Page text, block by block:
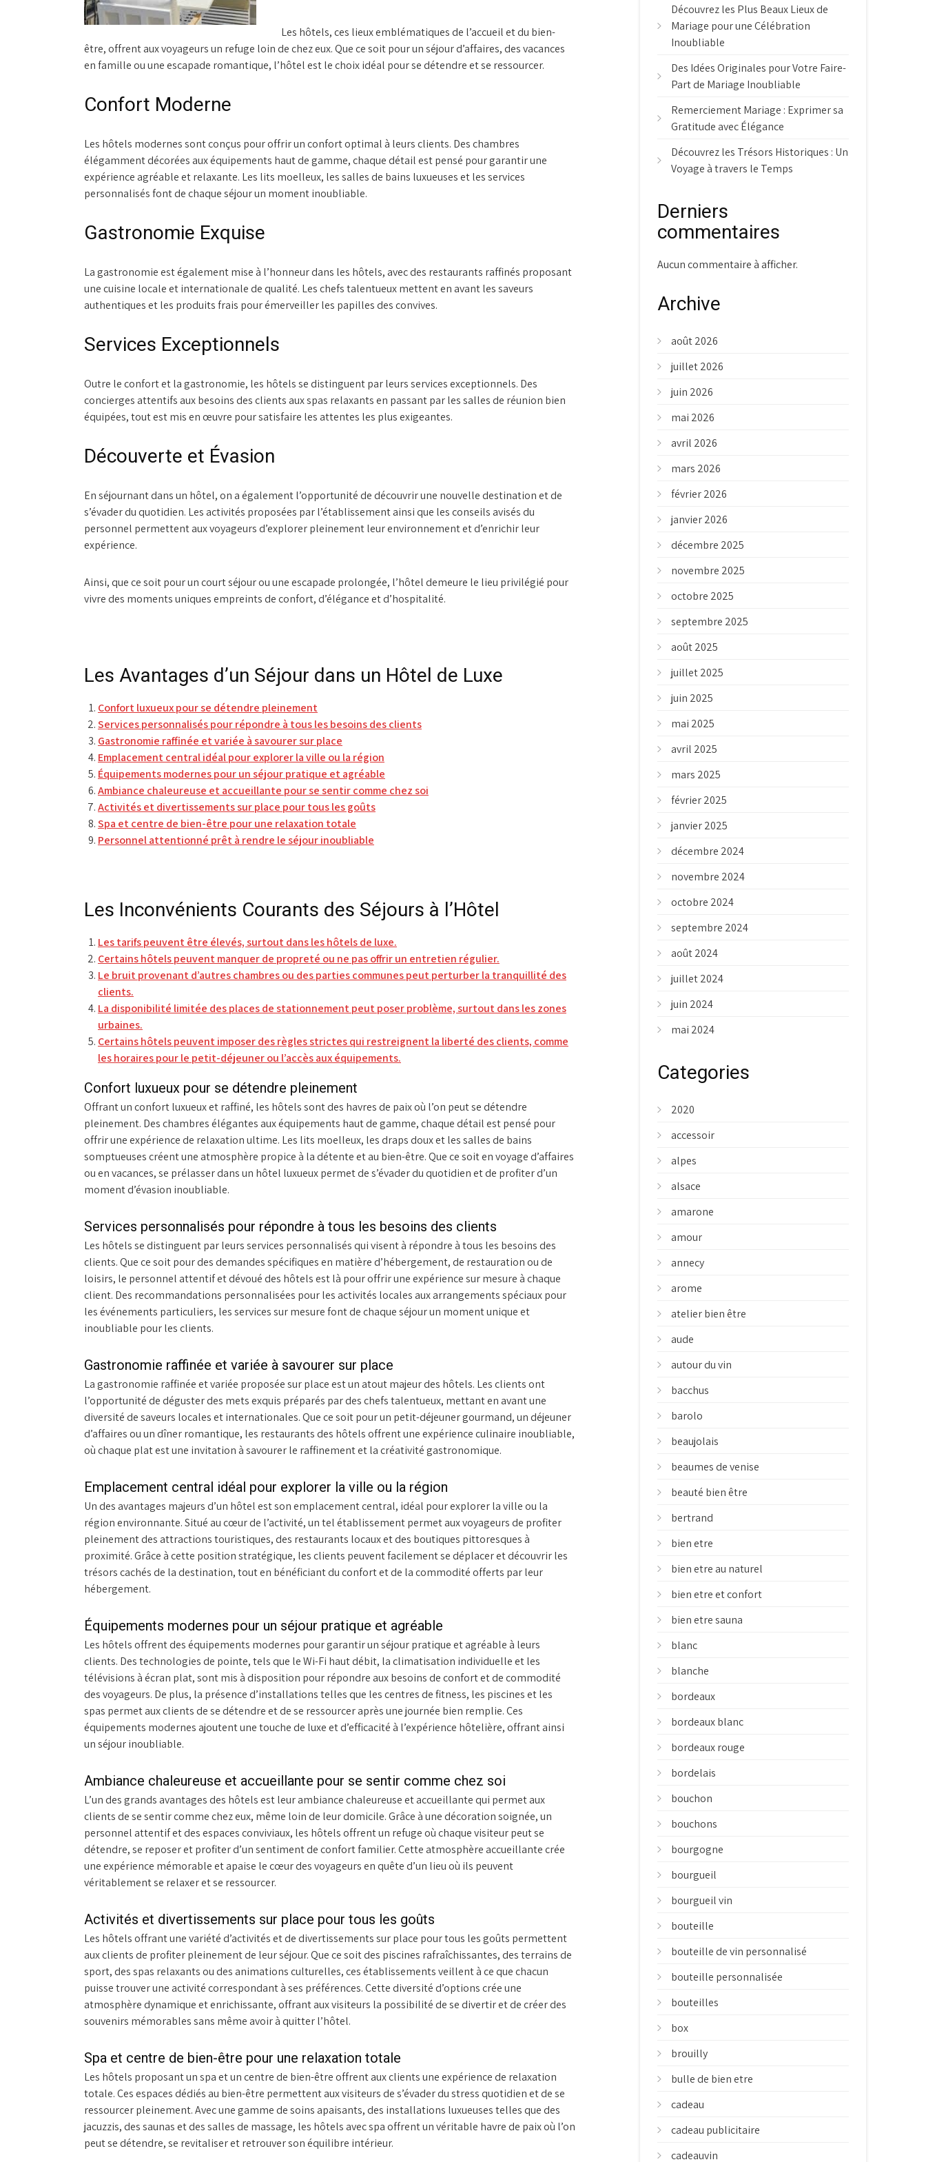
Les hôtels, ces lieux emblématiques de l’accueil et du bien-
être, offrent aux voyageurs un refuge loin de chez eux. Que ce soit pour un séjour d’affaires, des vacances
en famille ou une escapade romantique, l’hôtel est le choix idéal pour se détendre et se ressourcer.
Confort Moderne
Les hôtels modernes sont conçus pour offrir un confort optimal à leurs clients. Des chambres
élégamment décorées aux équipements haut de gamme, chaque détail est pensé pour garantir une
expérience agréable et relaxante. Les lits moelleux, les salles de bains luxueuses et les services
personnalisés font de chaque séjour un moment inoubliable.
Gastronomie Exquise
La gastronomie est également mise à l’honneur dans les hôtels, avec des restaurants raffinés proposant
une cuisine locale et internationale de qualité. Les chefs talentueux mettent en avant les saveurs
authentiques et les produits frais pour émerveiller les papilles des convives.
Services Exceptionnels
Outre le confort et la gastronomie, les hôtels se distinguent par leurs services exceptionnels. Des
concierges attentifs aux besoins des clients aux spas relaxants en passant par les salles de réunion bien
équipées, tout est mis en œuvre pour satisfaire les attentes les plus exigeantes.
Découverte et Évasion
En séjournant dans un hôtel, on a également l’opportunité de découvrir une nouvelle destination et de
s’évader du quotidien. Les activités proposées par l’établissement ainsi que les conseils avisés du
personnel permettent aux voyageurs d’explorer pleinement leur environnement et d’enrichir leur
expérience.
Ainsi, que ce soit pour un court séjour ou une escapade prolongée, l’hôtel demeure le lieu privilégié pour
vivre des moments uniques empreints de confort, d’élégance et d’hospitalité.
Les Avantages d’un Séjour dans un Hôtel de Luxe
Confort luxueux pour se détendre pleinement
Services personnalisés pour répondre à tous les besoins des clients
Gastronomie raffinée et variée à savourer sur place
Emplacement central idéal pour explorer la ville ou la région
Équipements modernes pour un séjour pratique et agréable
Ambiance chaleureuse et accueillante pour se sentir comme chez soi
Activités et divertissements sur place pour tous les goûts
Spa et centre de bien-être pour une relaxation totale
Personnel attentionné prêt à rendre le séjour inoubliable
Les Inconvénients Courants des Séjours à l’Hôtel
Les tarifs peuvent être élevés, surtout dans les hôtels de luxe.
Certains hôtels peuvent manquer de propreté ou ne pas offrir un entretien régulier.
Le bruit provenant d’autres chambres ou des parties communes peut perturber la tranquillité des
clients.
La disponibilité limitée des places de stationnement peut poser problème, surtout dans les zones
urbaines.
Certains hôtels peuvent imposer des règles strictes qui restreignent la liberté des clients, comme
les horaires pour le petit-déjeuner ou l’accès aux équipements.
Confort luxueux pour se détendre pleinement
Offrant un confort luxueux et raffiné, les hôtels sont des havres de paix où l’on peut se détendre
pleinement. Des chambres élégantes aux équipements haut de gamme, chaque détail est pensé pour
offrir une expérience de relaxation ultime. Les lits moelleux, les draps doux et les salles de bains
somptueuses créent une atmosphère propice à la détente et au bien-être. Que ce soit en voyage d’affaires
ou en vacances, se prélasser dans un hôtel luxueux permet de s’évader du quotidien et de profiter d’un
moment d’évasion inoubliable.
Services personnalisés pour répondre à tous les besoins des clients
Les hôtels se distinguent par leurs services personnalisés qui visent à répondre à tous les besoins des
clients. Que ce soit pour des demandes spécifiques en matière d’hébergement, de restauration ou de
loisirs, le personnel attentif et dévoué des hôtels est là pour offrir une expérience sur mesure à chaque
client. Des recommandations personnalisées pour les activités locales aux arrangements spéciaux pour
les événements particuliers, les services sur mesure font de chaque séjour un moment unique et
inoubliable pour les clients.
Gastronomie raffinée et variée à savourer sur place
La gastronomie raffinée et variée proposée sur place est un atout majeur des hôtels. Les clients ont
l’opportunité de déguster des mets exquis préparés par des chefs talentueux, mettant en avant une
diversité de saveurs locales et internationales. Que ce soit pour un petit-déjeuner gourmand, un déjeuner
d’affaires ou un dîner romantique, les restaurants des hôtels offrent une expérience culinaire inoubliable,
où chaque plat est une invitation à savourer le raffinement et la créativité gastronomique.
Emplacement central idéal pour explorer la ville ou la région
Un des avantages majeurs d’un hôtel est son emplacement central, idéal pour explorer la ville ou la
région environnante. Situé au cœur de l’activité, un tel établissement permet aux voyageurs de profiter
pleinement des attractions touristiques, des restaurants locaux et des boutiques pittoresques à
proximité. Grâce à cette position stratégique, les clients peuvent facilement se déplacer et découvrir les
trésors cachés de la destination, tout en bénéficiant du confort et de la commodité offerts par leur
hébergement.
Équipements modernes pour un séjour pratique et agréable
Les hôtels offrent des équipements modernes pour garantir un séjour pratique et agréable à leurs
clients. Des technologies de pointe, tels que le Wi-Fi haut débit, la climatisation individuelle et les
télévisions à écran plat, sont mis à disposition pour répondre aux besoins de confort et de commodité
des voyageurs. De plus, la présence d’installations telles que les centres de fitness, les piscines et les
spas permet aux clients de se détendre et de se ressourcer après une journée bien remplie. Ces
équipements modernes ajoutent une touche de luxe et d’efficacité à l’expérience hôtelière, offrant ainsi
un séjour inoubliable.
Ambiance chaleureuse et accueillante pour se sentir comme chez soi
L’un des grands avantages des hôtels est leur ambiance chaleureuse et accueillante qui permet aux
clients de se sentir comme chez eux, même loin de leur domicile. Grâce à une décoration soignée, un
personnel attentif et des espaces conviviaux, les hôtels offrent un refuge où chaque visiteur peut se
détendre, se reposer et profiter d’un sentiment de confort familier. Cette atmosphère accueillante crée
une expérience mémorable et apaise le cœur des voyageurs en quête d’un lieu où ils peuvent
véritablement se relaxer et se ressourcer.
Activités et divertissements sur place pour tous les goûts
Les hôtels offrant une variété d’activités et de divertissements sur place pour tous les goûts permettent
aux clients de profiter pleinement de leur séjour. Que ce soit des piscines rafraîchissantes, des terrains de
sport, des spas relaxants ou des animations culturelles, ces établissements veillent à ce que chacun
puisse trouver une activité correspondant à ses préférences. Cette diversité d’options crée une
atmosphère dynamique et enrichissante, offrant aux visiteurs la possibilité de se divertir et de créer des
souvenirs mémorables sans même avoir à quitter l’hôtel.
Spa et centre de bien-être pour une relaxation totale
Les hôtels proposant un spa et un centre de bien-être offrent aux clients une expérience de relaxation
totale. Ces espaces dédiés au bien-être permettent aux visiteurs de s’évader du stress quotidien et de se
ressourcer pleinement. Avec une gamme de soins apaisants, des installations luxueuses telles que des
jacuzzis, des saunas et des salles de massage, les hôtels avec spa offrent un véritable havre de paix où l’on
peut se détendre, se revitaliser et retrouver son équilibre intérieur.
Découvrez les Plus Beaux Lieux de
Mariage pour une Célébration
Inoubliable
Des Idées Originales pour Votre Faire-
Part de Mariage Inoubliable
Remerciement Mariage : Exprimer sa
Gratitude avec Élégance
Découvrez les Trésors Historiques : Un
Voyage à travers le Temps
Derniers
commentaires
Aucun commentaire à afficher.
Archive
août 2026
juillet 2026
juin 2026
mai 2026
avril 2026
mars 2026
février 2026
janvier 2026
décembre 2025
novembre 2025
octobre 2025
septembre 2025
août 2025
juillet 2025
juin 2025
mai 2025
avril 2025
mars 2025
février 2025
janvier 2025
décembre 2024
novembre 2024
octobre 2024
septembre 2024
août 2024
juillet 2024
juin 2024
mai 2024
Categories
2020
accessoir
alpes
alsace
amarone
amour
annecy
arome
atelier bien être
aude
autour du vin
bacchus
barolo
beaujolais
beaumes de venise
beauté bien être
bertrand
bien etre
bien etre au naturel
bien etre et confort
bien etre sauna
blanc
blanche
bordeaux
bordeaux blanc
bordeaux rouge
bordelais
bouchon
bouchons
bourgogne
bourgueil
bourgueil vin
bouteille
bouteille de vin personnalisé
bouteille personnalisée
bouteilles
box
brouilly
bulle de bien etre
cadeau
cadeau publicitaire
cadeauvin